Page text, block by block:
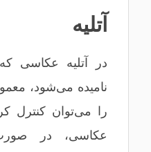
آتلیه
در آتلیه عکاسی
نامیده می‌شود،
را می‌توان کنترل
عکاسی، در